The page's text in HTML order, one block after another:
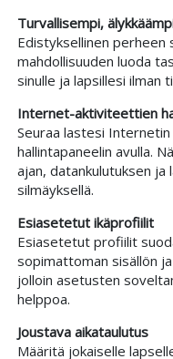
Turvallisempi,
Edistyksellinen perheen
mahdollisuuden luoda
sinulle ja lapsillesi ilman
Internet-aktiviteettien
Seuraa lastesi
hallintapaneelin avulla.
ajan, datankulutuksen
silmäyksellä.
Esiasetetut ikäprofiilit
Esiasetetut profiilit
sopimattoman sisällön
jolloin asetusten
helppoa.
Joustava aikataulutus
Määritä jokaiselle